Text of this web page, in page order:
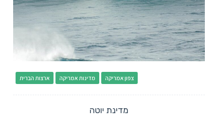
ארצות הברית מדינות אמריקה צפון אמריקה
מדינת יוטה